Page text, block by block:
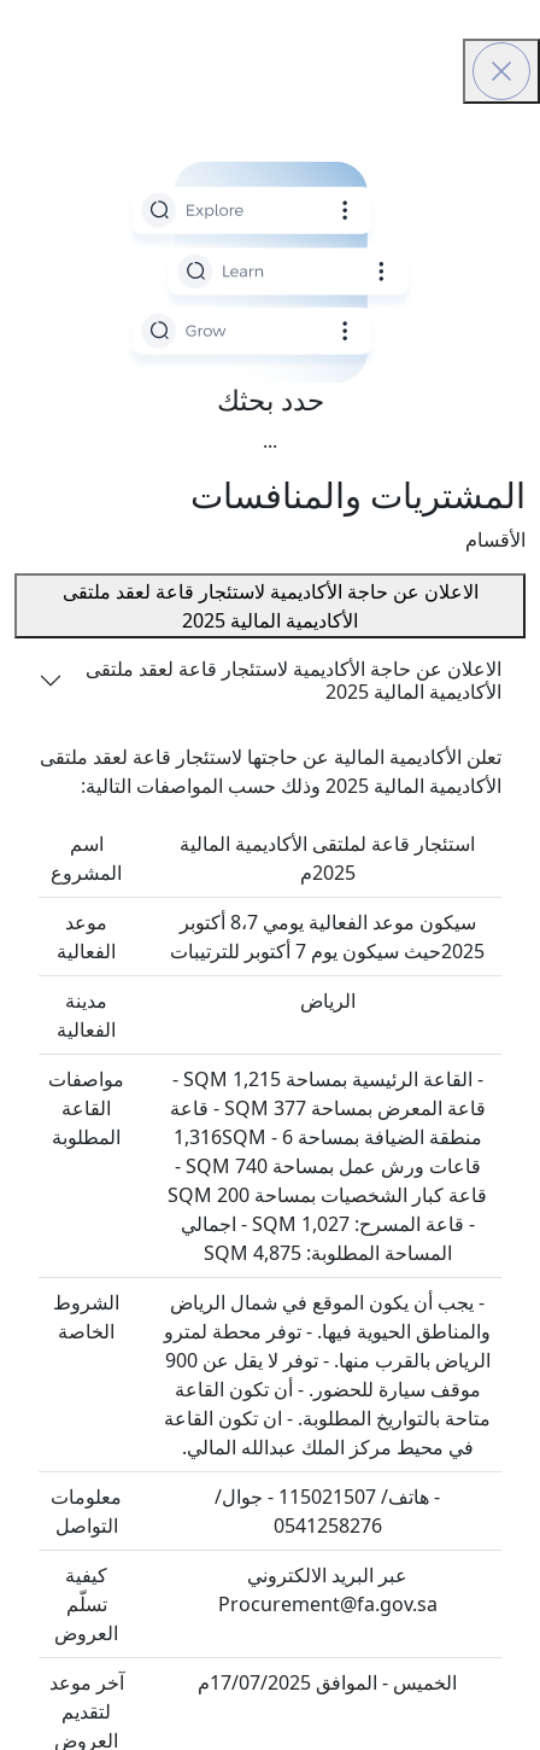
حدد بحثك
والمنافسات
عن حاجة الأكاديمية لاستئجار قاعة لعقد ملتقى
الأكاديمية المالية 2025
عن حاجة الأكاديمية لاستئجار قاعة لعقد ملتقى
المالية 2025
المالية عن حاجتها لاستئجار قاعة لعقد ملتقى
2025 وذلك حسب المواصفات التالية:
قاعة لملتقى الأكاديمية المالية
سيكون موعد الفعالية يومي 8،7 أكتوبر
الفعالية
- القاعة الرئيسية بمساحة 1,215 SQM -
قاعة المعرض بمساحة 377 SQM - قاعة
منطقة الضيافة بمساحة 1,316SQM - 6
قاعات ورش عمل بمساحة 740 SQM -
قاعة كبار الشخصيات بمساحة 200 SQM
- قاعة المسرح: 1,027 SQM - اجمالي
المساحة المطلوبة: 4,875 SQM
مواصفات
القاعة
المطلوبة
أن يكون الموقع في شمال الرياض
الحيوية فيها. - توفر محطة لمترو
الرياض بالقرب منها. - توفر لا يقل عن 900
سيارة للحضور. - أن تكون القاعة
بالتواريخ المطلوبة. - ان تكون القاعة
محيط مركز الملك عبدالله المالي.
الشروط
الخاصة
- هاتف/ 115021507 - جوال/
0541258276
عبر البريد الالكتروني
Procurement@fa.gov.sa
الخميس - الموافق 17/07/2025م
آخر موعد